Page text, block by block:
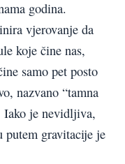
godina.
vjerovanje da
koje čine nas,
samo pet posto
nazvano “tamna
Iako je nevidljiva,
putem gravitacije je